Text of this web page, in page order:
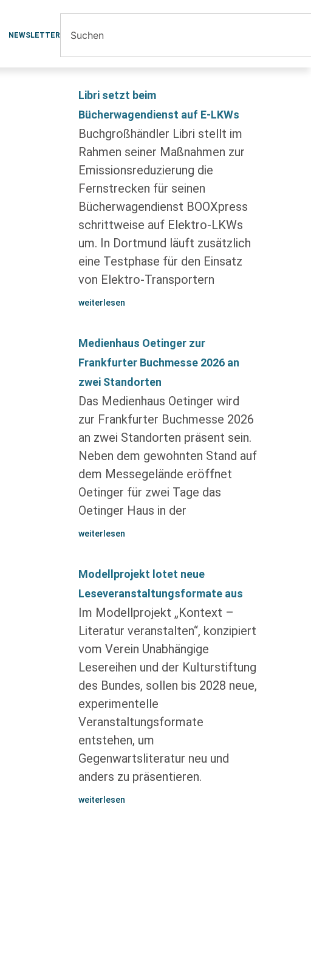
NEWSLETTER
Libri setzt beim
Bücherwagendienst auf E-LKWs
Buchgroßhändler Libri stellt im
Rahmen seiner Maßnahmen zur
Emissionsreduzierung die
Fernstrecken für seinen
Bücherwagendienst BOOXpress
schrittweise auf Elektro-LKWs
um. In Dortmund läuft zusätzlich
eine Testphase für den Einsatz
von Elektro-Transportern
weiterlesen
Medienhaus Oetinger zur
Frankfurter Buchmesse 2026 an
zwei Standorten
Das Medienhaus Oetinger wird
zur Frankfurter Buchmesse 2026
an zwei Standorten präsent sein.
Neben dem gewohnten Stand auf
dem Messegelände eröffnet
Oetinger für zwei Tage das
Oetinger Haus in der
weiterlesen
Modellprojekt lotet neue
Leseveranstaltungsformate aus
Im Modellprojekt „Kontext –
Literatur veranstalten“, konzipiert
vom Verein Unabhängige
Lesereihen und der Kulturstiftung
des Bundes, sollen bis 2028 neue,
experimentelle
Veranstaltungsformate
entstehen, um
Gegenwartsliteratur neu und
anders zu präsentieren.
weiterlesen